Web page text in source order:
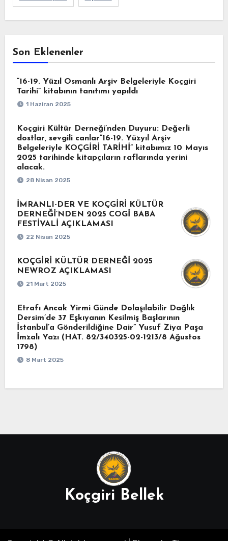
Son Eklenenler
“16-19. Yüzıl Osmanlı Arşiv Belgeleriyle Koçgiri
Tarihi” kitabının tanıtımı yapıldı
1 Haziran 2025
Koçgiri Kültür Derneği’nden Duyuru: Değerli
dostlar, sevgili canlar“16-19. Yüzyıl Arşiv
Belgeleriyle KOÇGİRİ TARİHİ” kitabımız 10 Mayıs
2025 tarihinde kitapçıların raflarında yerini
alacak.
28 Nisan 2025
İMRANLI-DER VE KOÇGİRİ KÜLTÜR
DERNEĞİ’NDEN 2025 COGİ BABA
FESTİVALİ AÇIKLAMASI
22 Nisan 2025
KOÇGİRİ KÜLTÜR DERNEĞİ 2025
NEWROZ AÇIKLAMASI
21 Mart 2025
Etrafı Ancak Yirmi Günde Dolaşılabilir Dağlık
Dersim’de 37 Eşkıyanın Kesilmiş Başlarının
İstanbul’a Gönderildiğine Dair” Yusuf Ziya Paşa
İmzalı Yazı (HAT. 82/340325-02-1213/8 Ağustos
1798)
8 Mart 2025
Koçgiri Bellek